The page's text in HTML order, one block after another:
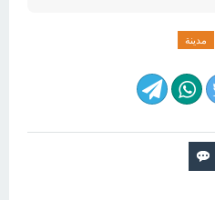
مدينة